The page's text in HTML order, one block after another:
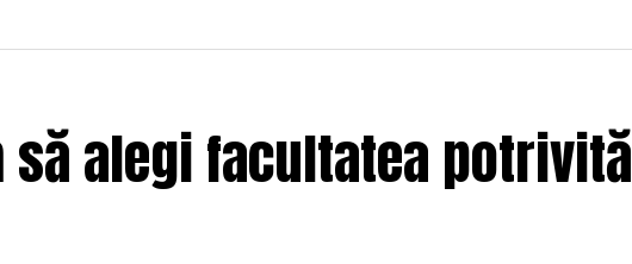
să alegi facultatea potrivită